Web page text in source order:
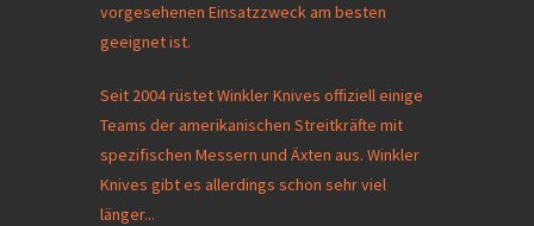
vorgesehenen Einsatzzweck am besten
geeignet ist.
Seit 2004 rüstet Winkler Knives offiziell einige
Teams der amerikanischen Streitkräfte mit
spezifischen Messern und Äxten aus. Winkler
Knives gibt es allerdings schon sehr viel
länger...